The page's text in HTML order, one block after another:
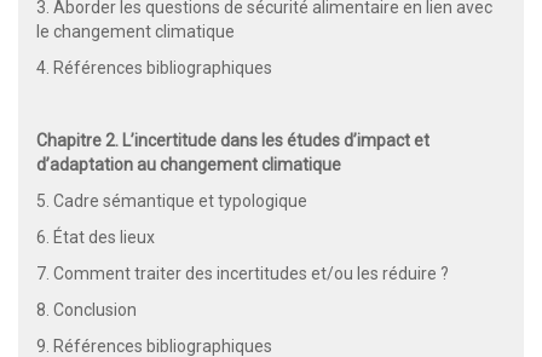
3. Aborder les questions de sécurité alimentaire en lien avec
le changement climatique
4. Références bibliographiques
Chapitre 2. L’incertitude dans les études d’impact et
d’adaptation au changement climatique
5. Cadre sémantique et typologique
6. État des lieux
7. Comment traiter des incertitudes et/ou les réduire ?
8. Conclusion
9. Références bibliographiques